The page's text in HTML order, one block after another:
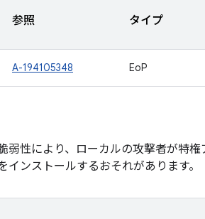
参照 タイプ
A-194105348 EoP
弱性により、ローカルの攻撃者が特
インストールするおそれがあります。